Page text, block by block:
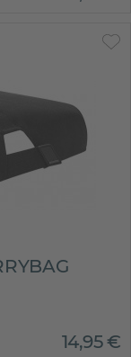
14,95€